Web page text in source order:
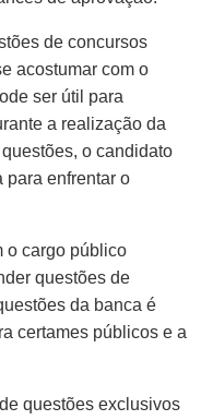
de concursos
acostumar com o
ser útil para
a realização da
o candidato
para enfrentar o
o cargo público
questões de
da banca é
certames públicos e a
questões exclusivos